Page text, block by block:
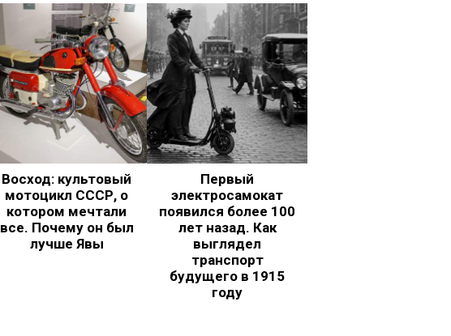
Восход: культовый
мотоцикл СССР, о
котором мечтали
все. Почему он был
лучше Явы
Первый
электросамокат
появился более 100
лет назад. Как
выглядел
транспорт
будущего в 1915
году